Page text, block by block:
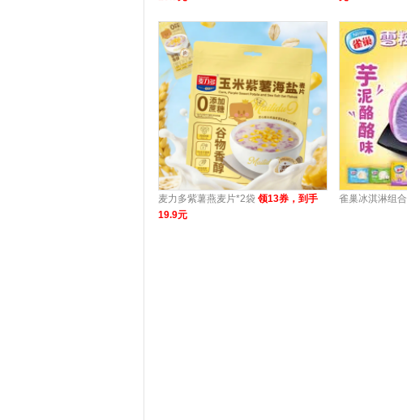
麦力多紫薯燕麦片*2袋 领13券，到手
19.9元
雀巢冰淇淋组合